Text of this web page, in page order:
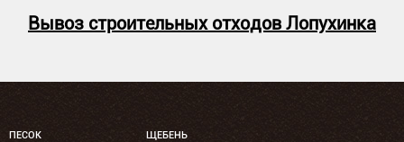
Вывоз строительных отходов Лопухинка
ПЕСОК
ЩЕБЕНЬ